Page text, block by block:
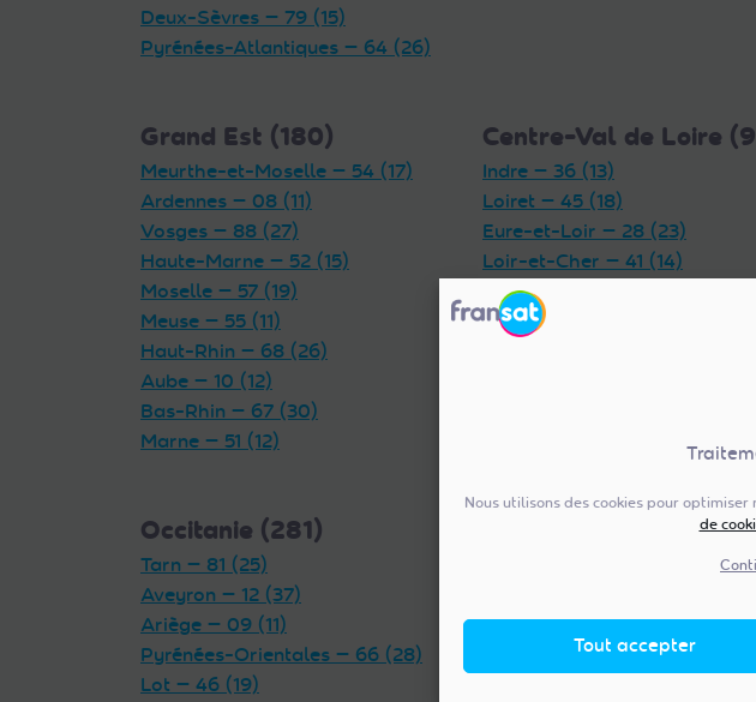
Nous utilisons des cookies pour
de
Tout accepter
Deux-Sèvres — 79 (15)
Pyrénées-Atlantiques — 64 (26)
Grand Est (180)
Meurthe-et-Moselle — 54 (17)
Ardennes — 08 (11)
Vosges — 88 (27)
Haute-Marne — 52 (15)
Moselle — 57 (19)
Meuse — 55 (11)
Haut-Rhin — 68 (26)
Aube — 10 (12)
Bas-Rhin — 67 (30)
Marne — 51 (12)
Centre-Val de Loire
Indre — 36 (13)
Loiret — 45 (18)
Eure-et-Loir — 28 (23)
Loir-et-Cher — 41 (14)
Indre-et-Loire — 37 (18)
Cher — 18 (6)
Occitanie (281)
Tarn — 81 (25)
Aveyron — 12 (37)
Ariège — 09 (11)
Pyrénées-Orientales — 66 (28)
Lot — 46 (19)
Auvergne-Rhône-
Puy-de-Dôme — 63 (26)